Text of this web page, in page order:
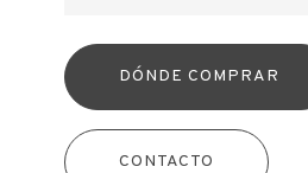
DÓNDE COMPRAR
CONTACTO